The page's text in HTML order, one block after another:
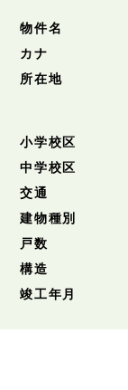
物件名
カナ
所在地
小学校区
中学校区
交通
建物種別
戸数
構造
竣工年月